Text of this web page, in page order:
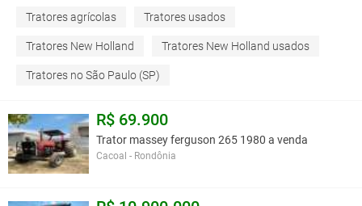
Tratores agrícolas Tratores usados
Tratores New Holland Tratores New Holland usados
Tratores no São Paulo (SP)
R$ 69.900
Trator massey ferguson 265 1980 a venda
Cacoal - Rondônia